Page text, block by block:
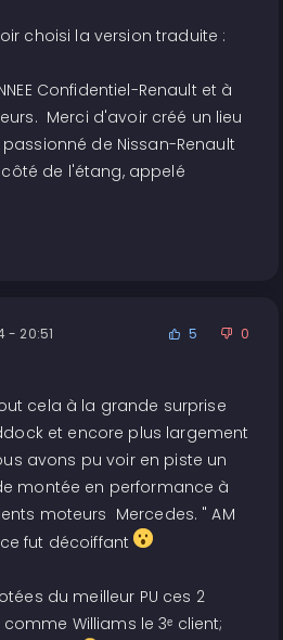
choisi la version traduite :
Confidentiel-Renault et à
Merci d'avoir créé un lieu
de Nissan-Renault
de l'étang, appelé
- 20:51 5 0
cela à la grande surprise
et encore plus largement
avons pu voir en piste un
montée en performance à
moteurs Mercedes. " AM
fut décoiffant
du meilleur PU ces 2
Williams le 3ᵉ client;